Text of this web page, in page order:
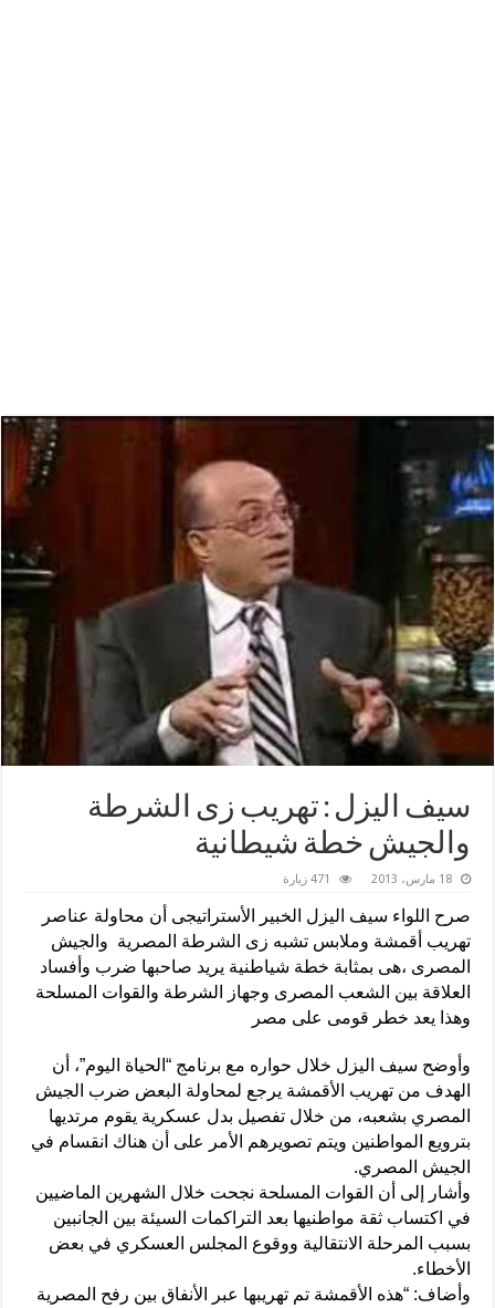
سيف اليزل : تهريب زى الشرطة
والجيش خطة شيطانية
18 مارس، 2013 471 زيارة
صرح اللواء سيف اليزل الخبير الأستراتيجى أن محاولة عناصر
تهريب أقمشة وملابس تشبه زى الشرطة المصرية والجيش
المصرى ،هى بمثابة خطة شياطنية يريد صاحبها ضرب وأفساد
العلاقة بين الشعب المصرى وجهاز الشرطة والقوات المسلحة
وهذا يعد خطر قومى على مصر
وأوضح سيف اليزل خلال حواره مع برنامج “الحياة اليوم”، أن
الهدف من تهريب الأقمشة يرجع لمحاولة البعض ضرب الجيش
المصري بشعبه، من خلال تفصيل بدل عسكرية يقوم مرتديها
بترويع المواطنين ويتم تصويرهم الأمر على أن هناك انقسام في
الجيش المصري.
وأشار إلى أن القوات المسلحة نجحت خلال الشهرين الماضيين
في اكتساب ثقة مواطنيها بعد التراكمات السيئة بين الجانبين
بسبب المرحلة الانتقالية ووقوع المجلس العسكري في بعض
الأخطاء.
وأضاف: “هذه الأقمشة تم تهريبها عبر الأنفاق بين رفح المصرية